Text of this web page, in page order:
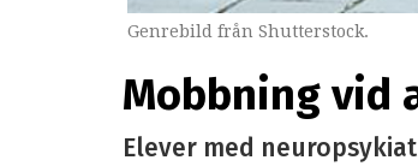
Genrebild från Shutterstock.
Mobbning vid
Elever med